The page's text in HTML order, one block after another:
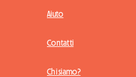
Aiuto
Contatti
Chi siamo?